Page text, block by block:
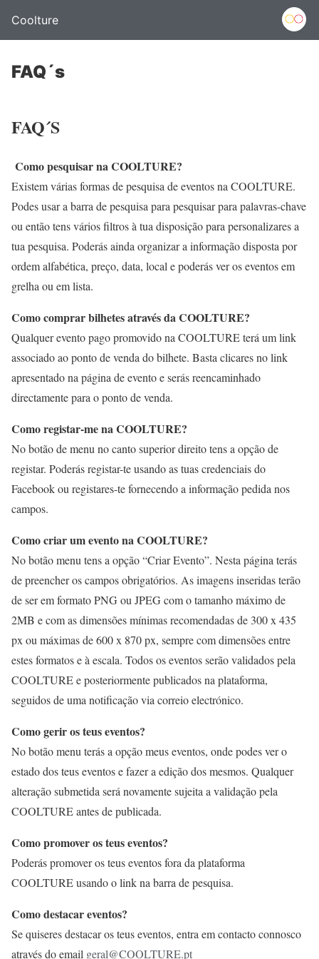
Coolture
FAQ´s
FAQ´S
Como pesquisar na COOLTURE?
Existem várias formas de pesquisa de eventos na COOLTURE.
Podes usar a barra de pesquisa para pesquisar para palavras-chave
ou então tens vários filtros à tua disposição para personalizares a
tua pesquisa. Poderás ainda organizar a informação disposta por
ordem alfabética, preço, data, local e poderás ver os eventos em
grelha ou em lista.
Como comprar bilhetes através da COOLTURE?
Qualquer evento pago promovido na COOLTURE terá um link
associado ao ponto de venda do bilhete. Basta clicares no link
apresentado na página de evento e serás reencaminhado
directamente para o ponto de venda.
Como registar-me na COOLTURE?
No botão de menu no canto superior direito tens a opção de
registar. Poderás registar-te usando as tuas credenciais do
Facebook ou registares-te fornecendo a informação pedida nos
campos.
Como criar um evento na COOLTURE?
No botão menu tens a opção “Criar Evento”. Nesta página terás
de preencher os campos obrigatórios. As imagens inseridas terão
de ser em formato PNG ou JPEG com o tamanho máximo de
2MB e com as dimensões mínimas recomendadas de 300 x 435
px ou máximas de 600 x 870 px, sempre com dimensões entre
estes formatos e à escala. Todos os eventos serão validados pela
COOLTURE e posteriormente publicados na plataforma,
seguidos de uma notificação via correio electrónico.
Como gerir os teus eventos?
No botão menu terás a opção meus eventos, onde podes ver o
estado dos teus eventos e fazer a edição dos mesmos. Qualquer
alteração submetida será novamente sujeita a validação pela
COOLTURE antes de publicada.
Como promover os teus eventos?
Poderás promover os teus eventos fora da plataforma
COOLTURE usando o link na barra de pesquisa.
Como destacar eventos?
Se quiseres destacar os teus eventos, entra em contacto connosco
através do email geral@COOLTURE.pt